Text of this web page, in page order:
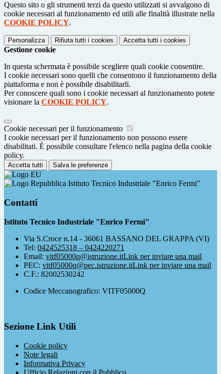
Questo sito o gli strumenti terzi da questo utilizzati si avvalgono di
cookie necessari al funzionamento ed utili alle finalità illustrate nella
COOKIE POLICY.
Personalizza Rifiuta tutti i cookies Accetta tutti i cookies
Gestione cookie
In questa schermata è possibile scegliere quali cookie consentire.
I cookie necessari sono quelli che consentono il funzionamento della
piattaforma e non è possibile disabilitarli.
Per conoscere quali sono i cookie necessari al funzionamento potete
visionare la COOKIE POLICY.
Cookie necessari per il funzionamento
I cookie necessari per il funzionamento non possono essere
disabilitati. È possibile consultare l'elenco nella pagina della cookie
policy.
Accetta tutti Salva le preferenze
Istituto Tecnico Industriale "Enrico Fermi"
Contatti
Istituto Tecnico Industriale "Enrico Fermi"
Via S.Croce n.14 - 36061 BASSANO DEL GRAPPA (VI)
Tel: 0424525318 – 0424220271
Email: vitf05000q@istruzione.itLink per inviare una mail
PEC: vitf05000q@pec.istruzione.itLink per inviare una mail
C.F.: 82002530242
Codice Meccanografico: VITF05000Q
Sezione Link Utili
Cookie policy
Note legali
Informativa Privacy
Ufficio Relazioni con il Pubblico